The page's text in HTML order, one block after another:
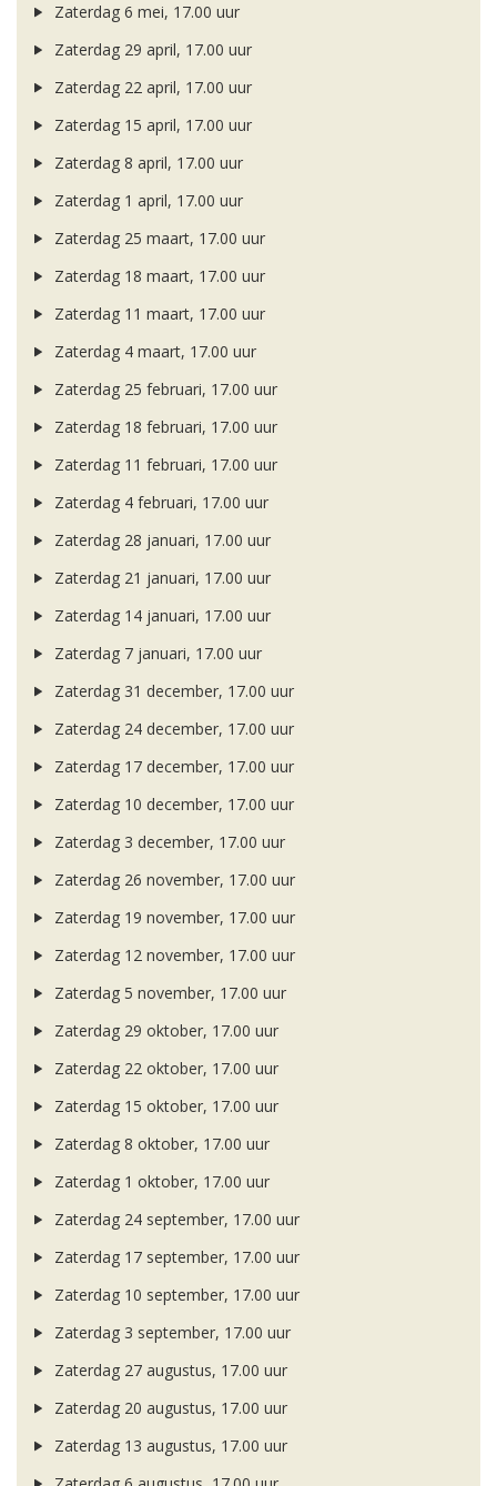
Zaterdag 6 mei, 17.00 uur
Zaterdag 29 april, 17.00 uur
Zaterdag 22 april, 17.00 uur
Zaterdag 15 april, 17.00 uur
Zaterdag 8 april, 17.00 uur
Zaterdag 1 april, 17.00 uur
Zaterdag 25 maart, 17.00 uur
Zaterdag 18 maart, 17.00 uur
Zaterdag 11 maart, 17.00 uur
Zaterdag 4 maart, 17.00 uur
Zaterdag 25 februari, 17.00 uur
Zaterdag 18 februari, 17.00 uur
Zaterdag 11 februari, 17.00 uur
Zaterdag 4 februari, 17.00 uur
Zaterdag 28 januari, 17.00 uur
Zaterdag 21 januari, 17.00 uur
Zaterdag 14 januari, 17.00 uur
Zaterdag 7 januari, 17.00 uur
Zaterdag 31 december, 17.00 uur
Zaterdag 24 december, 17.00 uur
Zaterdag 17 december, 17.00 uur
Zaterdag 10 december, 17.00 uur
Zaterdag 3 december, 17.00 uur
Zaterdag 26 november, 17.00 uur
Zaterdag 19 november, 17.00 uur
Zaterdag 12 november, 17.00 uur
Zaterdag 5 november, 17.00 uur
Zaterdag 29 oktober, 17.00 uur
Zaterdag 22 oktober, 17.00 uur
Zaterdag 15 oktober, 17.00 uur
Zaterdag 8 oktober, 17.00 uur
Zaterdag 1 oktober, 17.00 uur
Zaterdag 24 september, 17.00 uur
Zaterdag 17 september, 17.00 uur
Zaterdag 10 september, 17.00 uur
Zaterdag 3 september, 17.00 uur
Zaterdag 27 augustus, 17.00 uur
Zaterdag 20 augustus, 17.00 uur
Zaterdag 13 augustus, 17.00 uur